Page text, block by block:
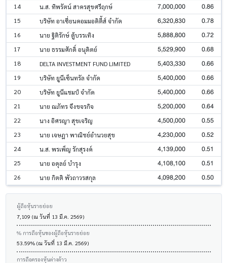
14 น.ส. ทิพรัตน์ สาครสุขศรีฤกษ์ 7,000,000 0.86
15 บริษัท อาเซี่ยนคอมมอดิตี้ส์ จำกัด 6,320,830 0.78
16 นาย ฐิติรักษ์ ตู้บรรเทิง 5,888,800 0.72
17 นาย ธรรมศักดิ์ อนุดิตย์ 5,529,900 0.68
18 DELTA INVESTMENT FUND LIMITED 5,403,330 0.66
19 บริษัท ยูนีเซ็นทรัล จำกัด 5,400,000 0.66
20 บริษัท ยูนีแชมป์ จำกัด 5,400,000 0.66
21 นาย ณภัทร จึงขจรกิจ 5,200,000 0.64
22 นาง อิศรญา สุขเจริญ 4,500,000 0.55
23 นาย เจษฎา พาณิชย์อำนวยสุข 4,230,000 0.52
24 น.ส. พรเพ็ญ รักสุรงค์ 4,139,000 0.51
25 นาย อดุลย์ บำรุง 4,108,100 0.51
26 นาย กิตติ พัวถาวรสกุล 4,098,200 0.50
ผู้ถือหุ้นรายย่อย
7,109 (ณ วันที่ 13 มี.ค. 2569)
% การถือหุ้นของผู้ถือหุ้นรายย่อย
53.59% (ณ วันที่ 13 มี.ค. 2569)
การถือครองหุ้นต่างด้าว